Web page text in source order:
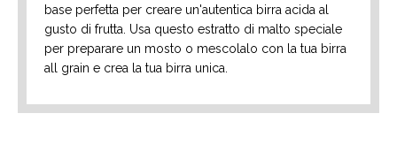
base perfetta per creare un'autentica birra acida al
gusto di frutta. Usa questo estratto di malto speciale
per preparare un mosto o mescolalo con la tua birra
all grain e crea la tua birra unica.